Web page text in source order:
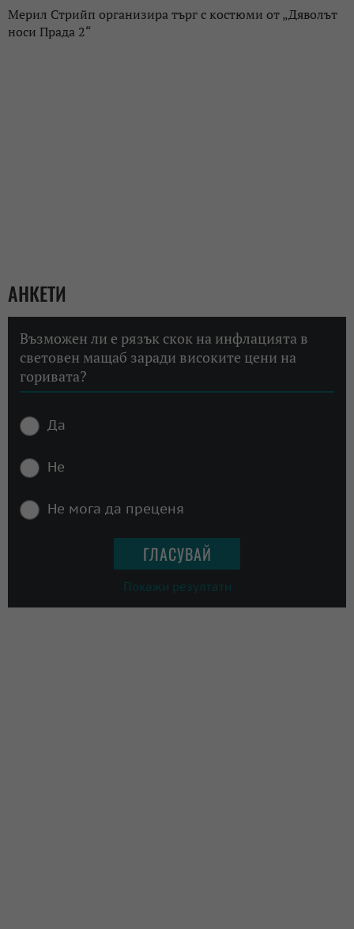
Мерил Стрийп организира търг с костюми от „Дяволът
носи Прада 2“
АНКЕТИ
Възможен ли е рязък скок на инфлацията в
световен мащаб заради високите цени на
горивата?
Да
Не
Не мога да преценя
Покажи резултати